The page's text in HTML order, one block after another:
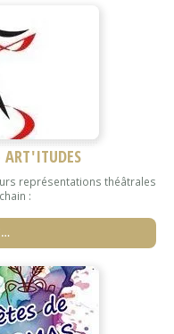
ART'ITUDES
représentations théâtrales
: